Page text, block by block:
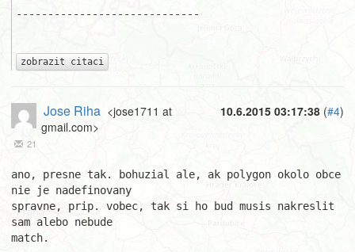
-----------------------------
zobrazit citaci
10.6.2015 03:17:38 (#4)
Jose Riha <jose1711 at
gmail.com>
21
ano, presne tak. bohuzial ale, ak polygon okolo obce
nie je nadefinovany
spravne, prip. vobec, tak si ho bud musis nakreslit
sam alebo nebude
match.